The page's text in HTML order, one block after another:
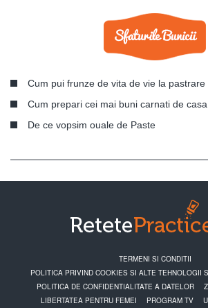
Cum pui frunze de vita de vie la pastrare
Cum prepari cei mai buni carnati de casa
De ce vopsim ouale de Paste
TERMENI SI CONDITII
POLITICA PRIVIND COOKIES SI ALTE TEHNOLOGII
POLITICA DE CONFIDENTIALITATE A DATELOR
LIBERTATEA PENTRU FEMEI
PROGRAM TV